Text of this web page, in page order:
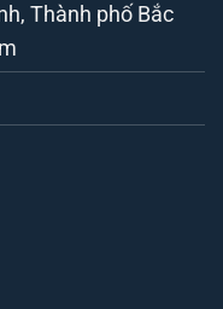
Thành phố Bắc